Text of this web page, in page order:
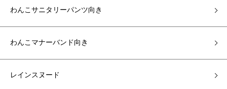
わんこサニタリーパンツ向き
わんこマナーバンド向き
レインスヌード